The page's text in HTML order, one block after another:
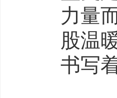
力量
股温
书写